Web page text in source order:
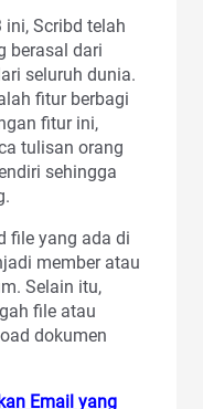
Scribd telah
berasal dari
seluruh dunia.
fitur berbagi
fitur ini,
tulisan orang
sehingga
file yang ada di
member atau
Selain itu,
file atau
dokumen
Email yang